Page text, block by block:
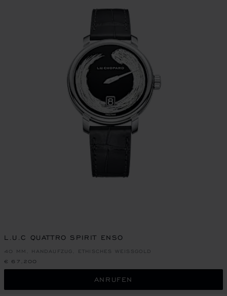
L.U.C QUATTRO SPIRIT ENSO
40 MM, HANDAUFZUG, ETHISCHES WEISSGOLD
€ 67,200
ANRUFEN